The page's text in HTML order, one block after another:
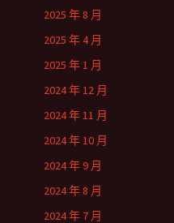
2025 年 8 月
2025 年 4 月
2025 年 1 月
2024 年 12 月
2024 年 11 月
2024 年 10 月
2024 年 9 月
2024 年 8 月
2024 年 7 月